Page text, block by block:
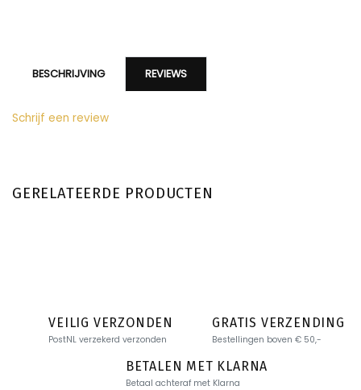
BESCHRIJVING REVIEWS
Schrijf een review
GERELATEERDE PRODUCTEN
VEILIG VERZONDEN
PostNL verzekerd verzonden
GRATIS VERZENDING
Bestellingen boven € 50,-
BETALEN MET KLARNA
Betaal achteraf met Klarna